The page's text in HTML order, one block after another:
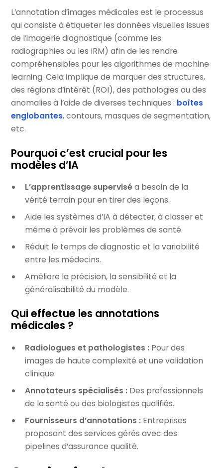
L’annotation d’images médicales est le processus
qui consiste à étiqueter les données visuelles issues
de l’imagerie diagnostique (comme les
radiographies ou les IRM) afin de les rendre
compréhensibles pour les algorithmes de machine
learning. Cela implique de marquer des structures,
des régions d’intérêt (ROI), des pathologies ou des
anomalies à l’aide de diverses techniques : boîtes
englobantes, contours, masques de segmentation,
etc.
Pourquoi c’est crucial pour les
modèles d’IA
L’apprentissage superviséa besoin de la
vérité terrain pour en tirer des leçons.
Aide les systèmes d’IA à détecter, à classer et
même à prévoir les problèmes de santé.
Réduit le temps de diagnostic et la variabilité
entre les médecins.
Améliore la précision, la sensibilité et la
généralisabilité du modèle.
Qui effectue les annotations
médicales ?
Radiologues et pathologistes : Pour des
images de haute complexité et une validation
clinique.
Annotateurs spécialisés : Des professionnels
de la santé ou des biologistes qualifiés.
Fournisseurs d’annotations : Entreprises
proposant des services gérés avec des
pipelines d’assurance qualité.